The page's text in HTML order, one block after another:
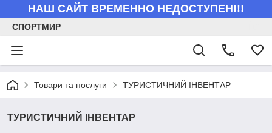
НАШ САЙТ ВРЕМЕННО НЕДОСТУПЕН!!!
СПОРТМИР
Товари та послуги ТУРИСТИЧНИЙ ІНВЕНТАР
ТУРИСТИЧНИЙ ІНВЕНТАР